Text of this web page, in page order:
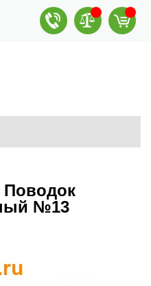
Поводок
№13